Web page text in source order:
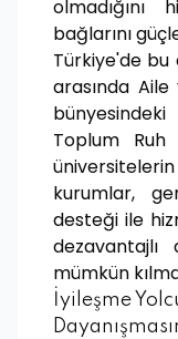
bağlarını
Türkiye'de
arasında Aile
Toplum Ruh
kurumlar,
desteği ile
dezavantajlı
mümkün
İyileşme